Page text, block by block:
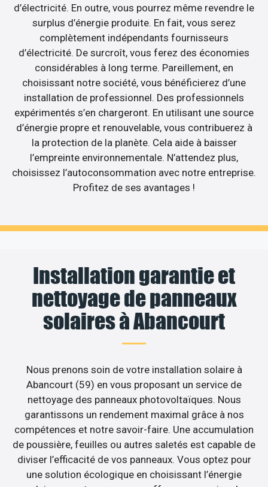
d’électricité. En outre, vous pourrez même revendre le
surplus d’énergie produite. En fait, vous serez
complètement indépendants fournisseurs
d’électricité. De surcroît, vous ferez des économies
considérables à long terme. Pareillement, en
choisissant notre société, vous bénéficierez d’une
installation de professionnel. Des professionnels
expérimentés s’en chargeront. En utilisant une source
d’énergie propre et renouvelable, vous contribuerez à
la protection de la planète. Cela aide à baisser
l’empreinte environnementale. N’attendez plus,
choisissez l’autoconsommation avec notre entreprise.
Profitez de ses avantages !
Installation garantie et
nettoyage de panneaux
solaires à Abancourt
Nous prenons soin de votre installation solaire à
Abancourt (59) en vous proposant un service de
nettoyage des panneaux photovoltaïques. Nous
garantissons un rendement maximal grâce à nos
compétences et notre savoir-faire. Une accumulation
de poussière, feuilles ou autres saletés est capable de
diviser l’efficacité de vos panneaux. Vous optez pour
une solution écologique en choisissant l’énergie